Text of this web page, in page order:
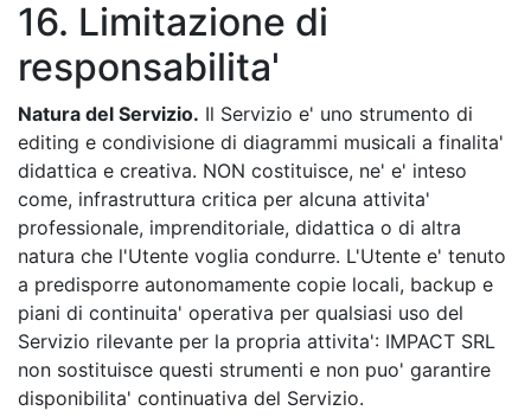
16. Limitazione di
responsabilita'
Natura del Servizio. Il Servizio e' uno strumento di
editing e condivisione di diagrammi musicali a finalita'
didattica e creativa. NON costituisce, ne' e' inteso
come, infrastruttura critica per alcuna attivita'
professionale, imprenditoriale, didattica o di altra
natura che l'Utente voglia condurre. L'Utente e' tenuto
a predisporre autonomamente copie locali, backup e
piani di continuita' operativa per qualsiasi uso del
Servizio rilevante per la propria attivita': IMPACT SRL
non sostituisce questi strumenti e non puo' garantire
disponibilita' continuativa del Servizio.